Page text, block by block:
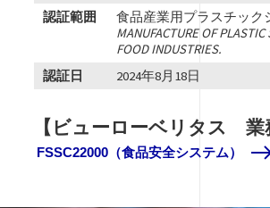
認証範囲
食品産業用プラスチック
MANUFACTURE OF PLASTIC
FOOD INDUSTRIES.
認証日
2024年8月18日
【ビューローベリタス 業
FSSC22000（食品安全システム）